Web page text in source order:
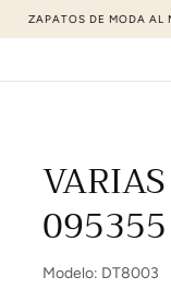
095355
Modelo: DT8003